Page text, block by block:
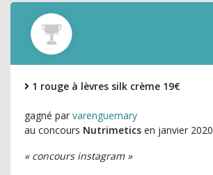
1 rouge à lèvres silk crème 19€
gagné par varenguemary
au concours Nutrimetics en janvier 2020
« concours instagram »